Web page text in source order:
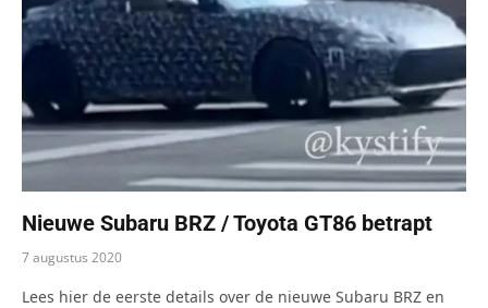
Nieuwe Subaru BRZ / Toyota GT86 betrapt
7 augustus 2020
Lees hier de eerste details over de nieuwe Subaru BRZ en